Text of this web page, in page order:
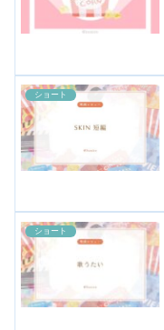
ショート
ショート